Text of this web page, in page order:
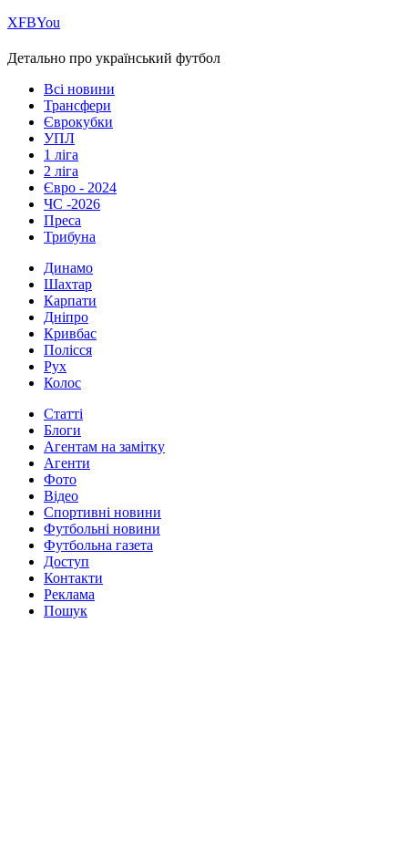
ХFBYou
Детально про український футбол
Всі новини
Трансфери
Єврокубки
УПЛ
1 ліга
2 ліга
Євро - 2024
ЧС -2026
Преса
Трибуна
Динамо
Шахтар
Карпати
Дніпро
Кривбас
Полісся
Рух
Колос
Статті
Блоги
Агентам на замітку
Агенти
Фото
Відео
Спортивні новини
Футбольні новини
Футбольна газета
Доступ
Контакти
Реклама
Пошук